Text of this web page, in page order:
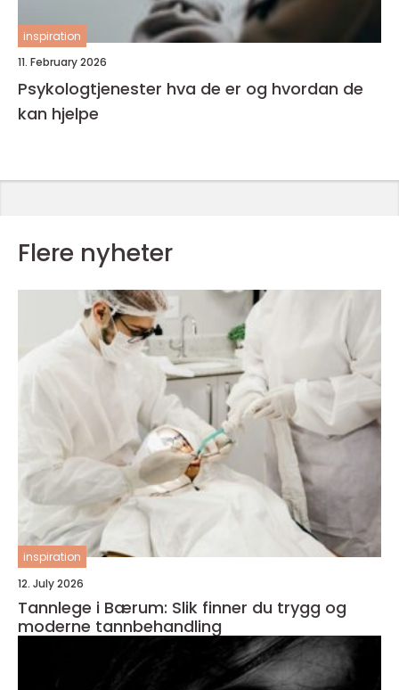
inspiration
11. February 2026
Psykologtjenester hva de er og hvordan de
kan hjelpe
Flere nyheter
inspiration
12. July 2026
Tannlege i Bærum: Slik finner du trygg og
moderne tannbehandling